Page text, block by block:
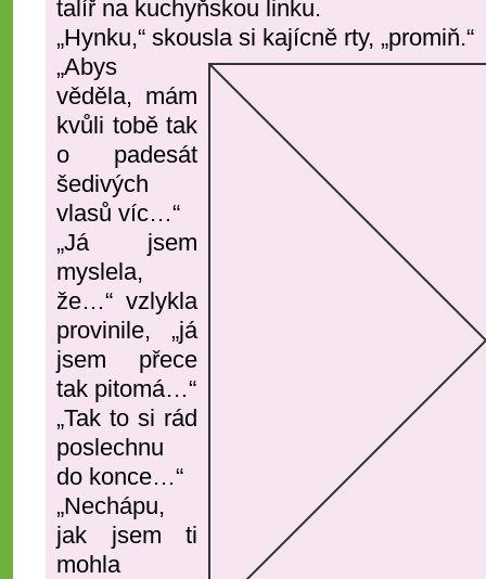
talíř na kuchyňskou linku.
„Hynku,“ skousla si kajícně rty, „promiň.“
„Abys
věděla, mám
kvůli tobě tak
o padesát
šedivých
vlasů víc…“
„Já jsem
myslela,
že…“ vzlykla
provinile, „já
jsem přece
tak pitomá…“
„Tak to si rád
poslechnu
do konce…“
„Nechápu,
jak jsem ti
mohla